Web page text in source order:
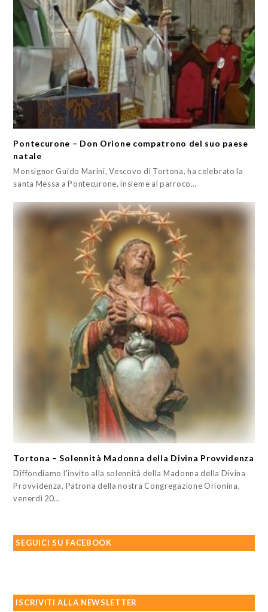
Pontecurone – Don Orione compatrono del suo paese
natale
Monsignor Guido Marini, Vescovo di Tortona, ha celebrato la
santa Messa a Pontecurone, insieme al parroco…
Tortona – Solennità Madonna della Divina Provvidenza
Diffondiamo l'invito alla solennità della Madonna della Divina
Provvidenza, Patrona della nostra Congregazione Orionina,
venerdì 20…
SEGUICI SU FACEBOOK
ISCRIVITI ALLA NEWSLETTER